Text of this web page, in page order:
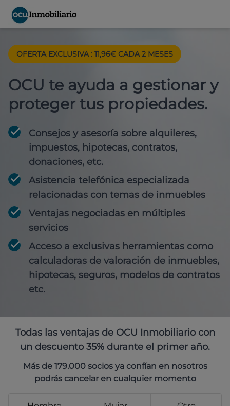
OFERTA EXCLUSIVA : 11,96€ CADA 2 MESES
OCU te ayuda a gestionar y
proteger tus propiedades.
Consejos y asesoría sobre alquileres,
impuestos, hipotecas, contratos,
donaciones, etc.
Asistencia telefónica especializada
relacionadas con temas de inmuebles
Ventajas negociadas en múltiples
servicios
Acceso a exclusivas herramientas como
calculadoras de valoración de inmuebles,
hipotecas, seguros, modelos de contratos
etc.
Todas las ventajas de OCU Inmobiliario con
un descuento 35% durante el primer año.
Más de 179.000 socios ya confían en nosotros
podrás cancelar en cualquier momento